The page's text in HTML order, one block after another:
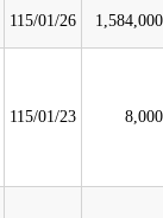
115/01/26 1,584,000
115/01/23 8,000